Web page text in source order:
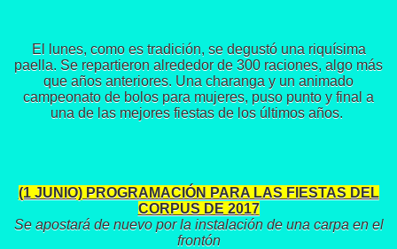
El lunes, como es tradición, se degustó una riquísima
paella. Se repartieron alrededor de 300 raciones, algo más
que años anteriores. Una charanga y un animado
campeonato de bolos para mujeres, puso punto y final a
una de las mejores fiestas de los últimos años.
(1 JUNIO) PROGRAMACIÓN PARA LAS FIESTAS DEL
CORPUS DE 2017
Se apostará de nuevo por la instalación de una carpa en el
frontón